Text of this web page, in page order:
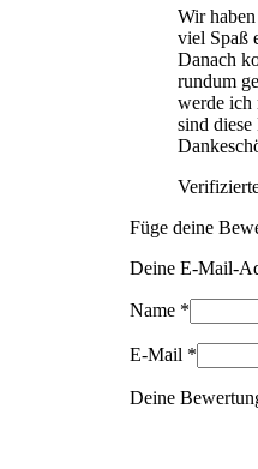
Wir
viel Spaß
Danach
rundum
werde ich
sind
Füge deine
Deine E-Mail-
Name *
E-Mail *
Deine